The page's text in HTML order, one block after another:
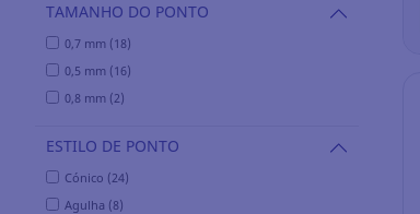
TAMANHO DO PONTO
0,7 mm (18)
0,5 mm (16)
0,8 mm (2)
ESTILO DE PONTO
Cónico (24)
Agulha (8)